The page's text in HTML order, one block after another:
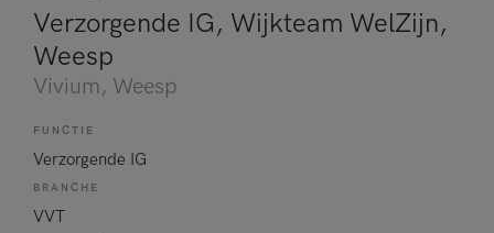
Verzorgende IG, Wijkteam WelZijn,
Weesp
Vivium, Weesp
FUNCTIE
Verzorgende IG
BRANCHE
VVT